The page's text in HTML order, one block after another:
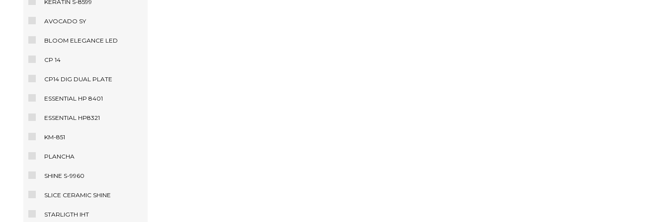
KERATIN S-8599
AVOCADO SY
BLOOM ELEGANCE LED
CP 14
CP14 DIG DUAL PLATE
ESSENTIAL HP 8401
ESSENTIAL HP8321
KM-851
PLANCHA
SHINE S-9960
SLICE CERAMIC SHINE
STARLIGTH IHT